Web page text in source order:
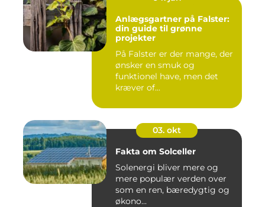
Anlægsgartner på Falster:
din guide til grønne
projekter
På Falster er der mange, der
ønsker en smuk og
funktionel have, men det
kræver of...
03. okt
Fakta om Solceller
Solenergi bliver mere og
mere populær verden over
som en ren, bæredygtig og
økono...